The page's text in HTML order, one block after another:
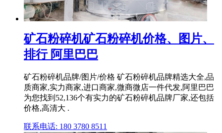
矿石粉碎机矿石粉碎机价格、图片、
排行 阿里巴巴
矿石粉碎机品牌/图片/价格 矿石粉碎机品牌精选大全,品
质商家,实力商家,进口商家,微商微店一件代发,阿里巴巴
为您找到52,136个有实力的矿石粉碎机品牌厂家,还包括
价格,高清大 .
联系电话: 180 3780 8511